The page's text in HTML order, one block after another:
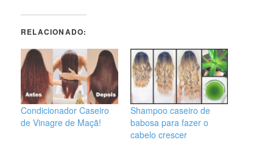
RELACIONADO:
Condicionador Caseiro
de Vinagre de Maçã!
Shampoo caseiro de
babosa para fazer o
cabelo crescer